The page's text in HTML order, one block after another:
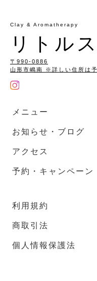
Clay & Aromatherapy
リトル
〒990-0886
山形市嶋南 ※詳しい住所は
メニュー
お知らせ・ブログ
アクセス
予約・キャンペーン
利用規約
商取引法
個人情報保護法
tel.
不定休
山形市嶋南 ※詳しい住所は
利用規約 商取引法